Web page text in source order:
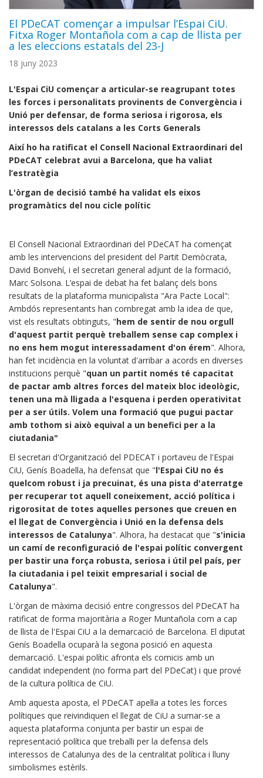
El PDeCAT començar a impulsar l’Espai CiU.
Fitxa Roger Montañola com a cap de llista per
a les eleccions estatals del 23-J
18 juny 2023
L'Espai CiU començar a articular-se reagrupant totes
les forces i personalitats provinents de Convergència i
Unió per defensar, de forma seriosa i rigorosa, els
interessos dels catalans a les Corts Generals
Així ho ha ratificat el Consell Nacional Extraordinari del
PDeCAT celebrat avui a Barcelona, que ha valiat
l’estratègia
L'òrgan de decisió també ha validat els eixos
programàtics del nou cicle polític
El Consell Nacional Extraordinari del PDeCAT ha començat
amb les intervencions del president del Partit Demòcrata,
David Bonvehí, i el secretari general adjunt de la formació,
Marc Solsona. L’espai de debat ha fet balanç dels bons
resultats de la plataforma municipalista "Ara Pacte Local":
Ambdós representants han combregat amb la idea de que,
vist els resultats obtinguts, "hem de sentir de nou orgull
d'aquest partit perquè treballem sense cap complex i
no ens hem mogut interessadament d'on érem". Alhora,
han fet incidència en la voluntat d'arribar a acords en diverses
institucions perquè "quan un partit només té capacitat
de pactar amb altres forces del mateix bloc ideològic,
tenen una mà lligada a l'esquena i perden operativitat
per a ser útils. Volem una formació que pugui pactar
amb tothom si això equival a un benefici per a la
ciutadania"
El secretari d'Organització del PDECAT i portaveu de l'Espai
CiU, Genís Boadella, ha defensat que "l'Espai CiU no és
quelcom robust i ja precuinat, és una pista d'aterratge
per recuperar tot aquell coneixement, acció política i
rigorositat de totes aquelles persones que creuen en
el llegat de Convergència i Unió en la defensa dels
interessos de Catalunya". Alhora, ha destacat que "s'inicia
un camí de reconfiguració de l'espai polític convergent
per bastir una força robusta, seriosa i útil pel país, per
la ciutadania i pel teixit empresarial i social de
Catalunya".
L'òrgan de màxima decisió entre congressos del PDeCAT ha
ratificat de forma majoritària a Roger Muntañola com a cap
de llista de l'Espai CiU a la demarcació de Barcelona. El diputat
Genís Boadella ocuparà la segona posició en aquesta
demarcació. L'espai polític afronta els comicis amb un
candidat independent (no forma part del PDeCat) i que prové
de la cultura política de CiU.
Amb aquesta aposta, el PDeCAT apel·la a totes les forces
polítiques que reivindiquen el llegat de CiU a sumar-se a
aquesta plataforma conjunta per bastir un espai de
representació política que treballi per la defensa dels
interessos de Catalunya des de la centralitat política i lluny
simbolismes estèrils.